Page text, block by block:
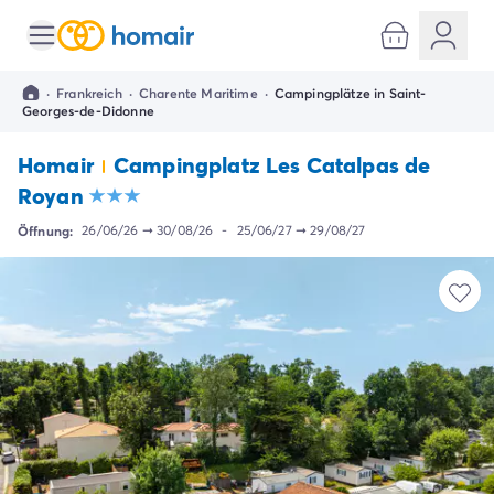
Alle Reiseziele
Campingplatz Abruzzen
Campingplatz Apulien
Campingplatz Emilia Romagna
Campingplatz Rimini
Campingplatz Latium
Campingplatz Rom
Campingplatz Lombardei
Campingplatz Cisano di Bardolino
Campingplatz Riva del Garda
Campingplatz Lago Maggiore
Campingplatz Marken
Campingplatz Sardinien
Campingplatz Toskana
Campingplatz Florenz
· Frankreich · Charente Maritime · Campingplätze in Saint-
Georges-de-Didonne
Homair
Campingplatz Les Catalpas de
Royan
Öffnung: 26/06/26 ➞30/08/26 - 25/06/27➞29/08/27